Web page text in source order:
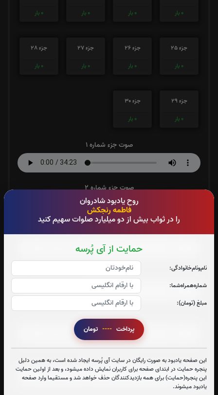
روح یادبود شادروان
فاطمه رنجکش
را در ثواب بیش از دو میلیارد صلوات سهیم کنید
حمایت از آی پُرسه
نام‌و‌نام‌خانوادگی:
شماره‌همراه‌شما:
مبلغ (تومان):
پرداخت ----
این صفحه یادبود به صورت رایگان در سایت آی پُرسه ایجاد شده است، به همین دلیل
پنجره حمایت در ابتدای صفحه برای کاربران نمایش داده میشود، و بعد از اولین حمایت
این پنجره(حمایت) برای همه بازدیدکنندگان حذف خواهد شد و مستقیما وارد صفحه
یادبود میشوند.
0 بار
0 بار
0 بار
0 بار
جزء 25
0 بار
جزء 26
0 بار
جزء 27
0 بار
جزء 28
0 بار
جزء 29
0 بار
جزء 30
0 بار
صوت جزء شماره 1
صوت جزء شماره 2
صوت جزء شماره 4
صوت جزء شماره 5
صوت جزء شماره 6